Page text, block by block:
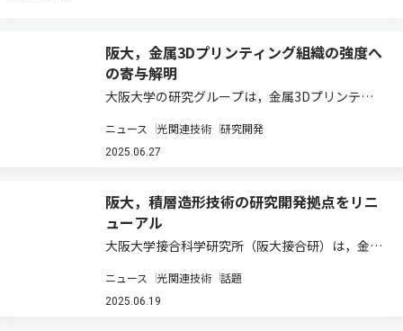
阪大，金属3Dプリンティング組織の強度へ
の寄与解明
大阪大学の研究グループは，金属3Dプリンティ
形成される，マイクロメートルスケールの結晶学
的ラメラ構造と，ナノメートルサイズのセル組織
組…
ニュース 光関連技術 研究開発
2025.06.27
阪大，積層造形技術の研究開発拠点をリニ
ューアル
大阪大学接合科学研究所（阪大接合研）は，金属
造形研究センター1号館をリニューアルオープン
させた。 このセンターは3階建てとなっており，
ニュース 光関連技術 話題
2025.06.19